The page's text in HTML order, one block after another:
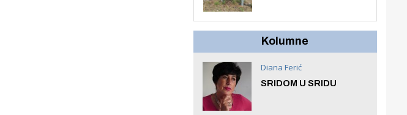
Kolumne
Diana Ferić
SRIDOM U SRIDU